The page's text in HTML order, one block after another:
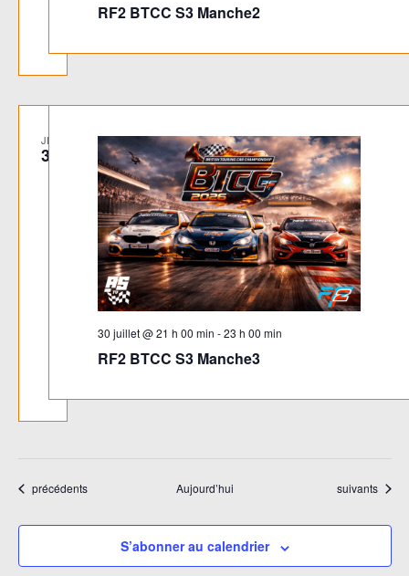
RF2 BTCC S3 Manche2
JEU
30
RF2 BTCC S3 Manche3
30 juillet @ 21 h 00 min -23 h 00 min
Évènements
précédents Aujourd’hui Évènements
suivants
S’abonner au calendrier